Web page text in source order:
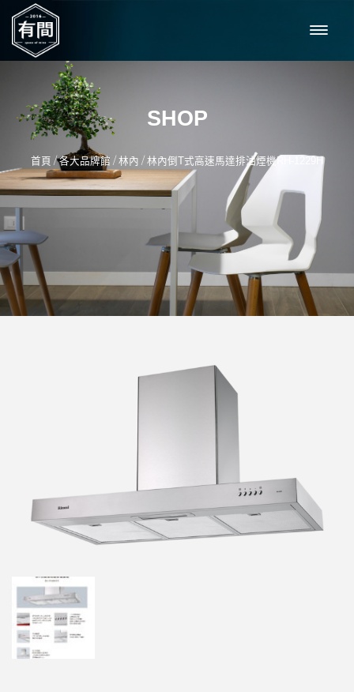
SHOP
首頁 /各大品牌館 / 林內 / 林內倒T式高速馬達排油煙機RH-1229H